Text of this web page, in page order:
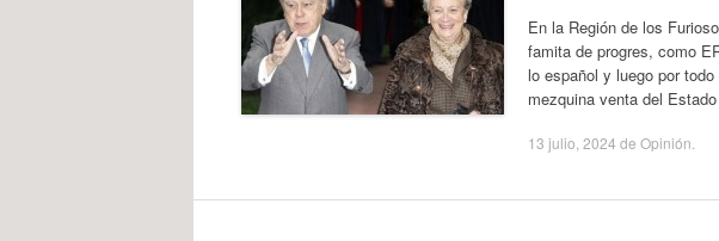
En la Región de los
famita de progres, como
lo español y luego por
mezquina venta del
13 julio, 2024 de Opinión